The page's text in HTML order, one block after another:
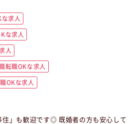
求人
な求人
人
転職OKな求人
OKな求人
住」も歓迎です◎ 既婚者の方も安心して